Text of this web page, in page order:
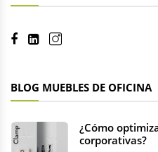
BLOG MUEBLES DE OFICINA
¿Cómo
corporativas?